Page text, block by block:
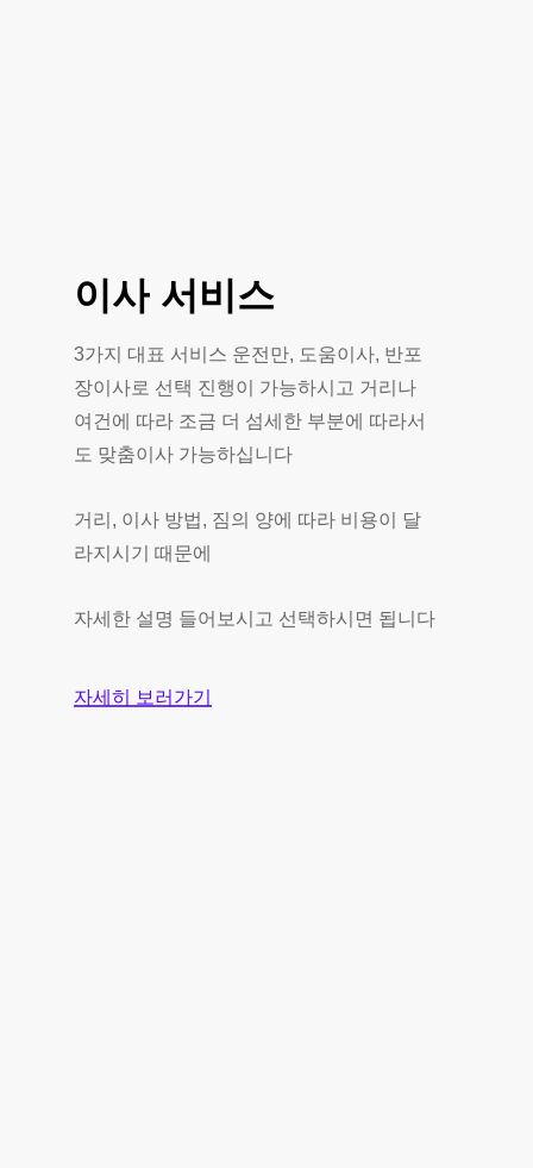
이사 서비스
3가지 대표 서비스 운전만, 도움이사, 반포
장이사로 선택 진행이 가능하시고 거리나
여건에 따라 조금 더 섬세한 부분에 따라서
도 맞춤이사 가능하십니다
거리, 이사 방법, 짐의 양에 따라 비용이 달
라지시기 때문에
자세한 설명 들어보시고 선택하시면 됩니다
자세히 보러가기